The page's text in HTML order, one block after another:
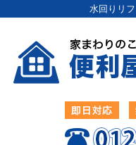
水回りリ